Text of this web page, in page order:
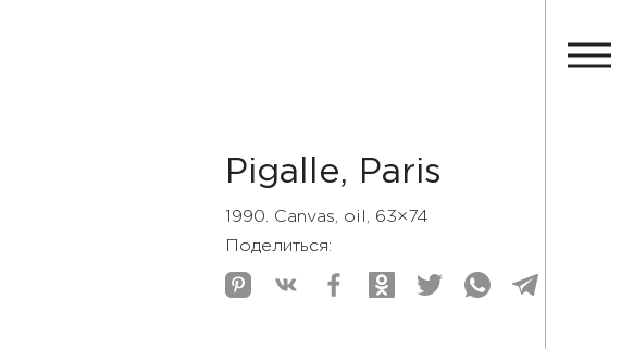
Pigalle, Paris
1990. Canvas, oil, 63×74
Поделиться: